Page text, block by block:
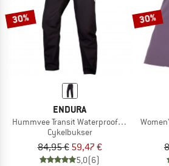
30%
ENDURA
Hummvee Transit Waterproof Trousers
Cykelbukser
84,95 € 59,47 €
5,0(6)
30%